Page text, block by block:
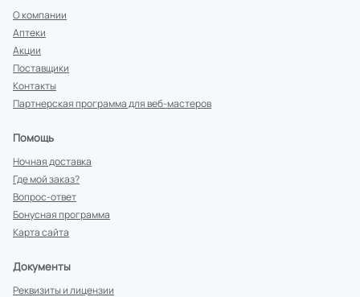
О компании
Аптеки
Акции
Поставщики
Контакты
Партнерская программа для веб-мастеров
Помощь
Ночная доставка
Где мой заказ?
Вопрос-ответ
Бонусная программа
Карта сайта
Документы
Реквизиты и лицензии